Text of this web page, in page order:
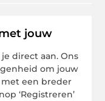
jouw
direct aan. Ons
om jouw
een breder
‘Registreren’